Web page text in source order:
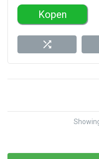
Kopen